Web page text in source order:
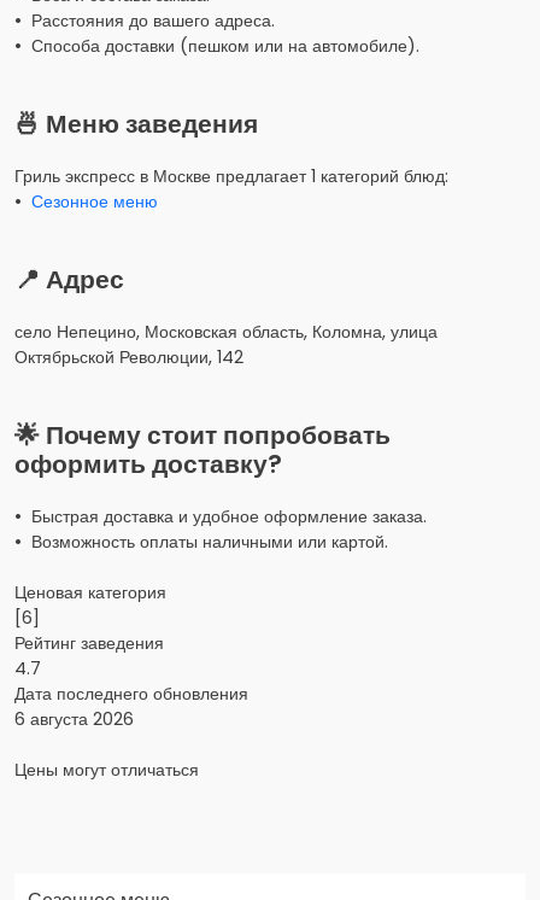
• Расстояния до вашего адреса.
• Способа доставки (пешком или на автомобиле).
🍜 Меню заведения
Гриль экспресс в Москве предлагает 1 категорий блюд:
• Сезонное меню
📍 Адрес
село Непецино, Московская область, Коломна, улица
Октябрьской Революции, 142
🌟 Почему стоит попробовать
оформить доставку?
• Быстрая доставка и удобное оформление заказа.
• Возможность оплаты наличными или картой.
Ценовая категория
[6]
Рейтинг заведения
4.7
Дата последнего обновления
6 августа 2026
Цены могут отличаться